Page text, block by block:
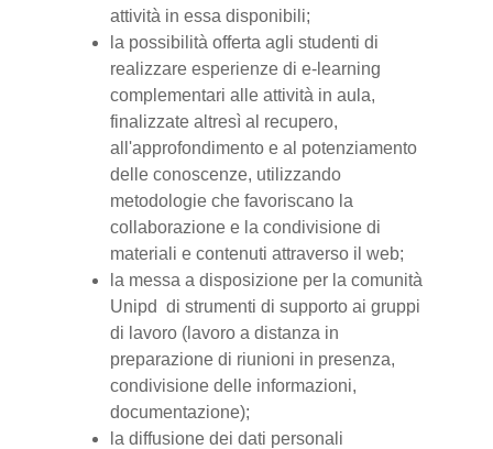
attività in essa disponibili;
la possibilità offerta agli studenti di
realizzare esperienze di e-learning
complementari alle attività in aula,
finalizzate altresì al recupero,
all'approfondimento e al potenziamento
delle conoscenze, utilizzando
metodologie che favoriscano la
collaborazione e la condivisione di
materiali e contenuti attraverso il web;
la messa a disposizione per la comunità
Unipd di strumenti di supporto ai gruppi
di lavoro (lavoro a distanza in
preparazione di riunioni in presenza,
condivisione delle informazioni,
documentazione);
la diffusione dei dati personali